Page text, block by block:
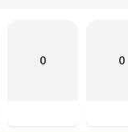
0 0